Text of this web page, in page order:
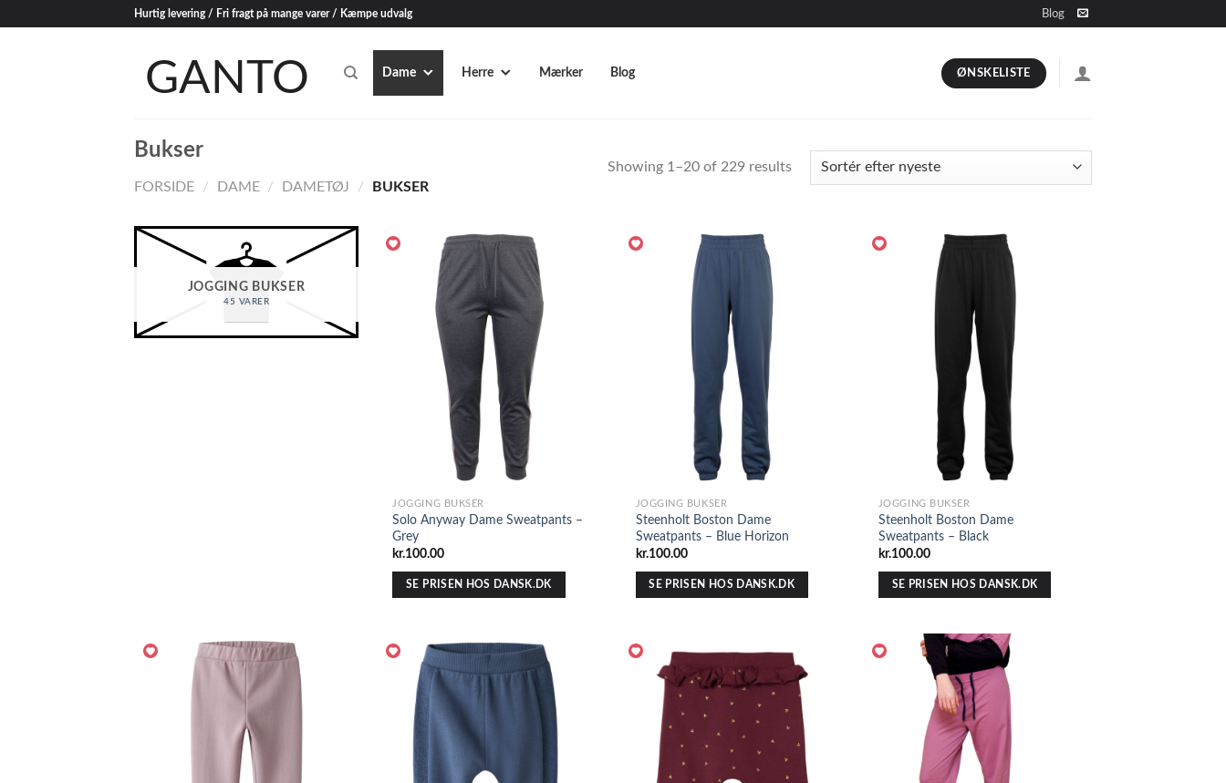
Hurtig levering / Fri fragt på mange varer / Kæmpe udvalg Blog
Dame Herre Mærker Blog ØNSKELISTE
Bukser
FORSIDE / DAME / DAMETØJ / BUKSER
Showing 1–20 of 229 results
JOGGING BUKSER
45 VARER
JOGGING BUKSER
Solo Anyway Dame Sweatpants –
Grey
kr.100.00
SE PRISEN HOS DANSK.DK
JOGGING BUKSER
Steenholt Boston Dame
Sweatpants – Blue Horizon
kr.100.00
SE PRISEN HOS DANSK.DK
JOGGING BUKSER
Steenholt Boston Dame
Sweatpants – Black
kr.100.00
SE PRISEN HOS DANSK.DK